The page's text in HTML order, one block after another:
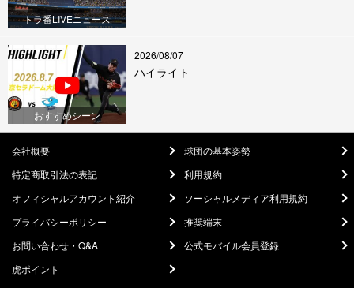
トラ番LIVEニュース
おすすめシーン
2026/08/07
ハイライト
会社概要
球団の基本姿勢
特定商取引法の表記
利用規約
オフィシャルアカウント紹介
ソーシャルメディア利用規約
プライバシーポリシー
推奨端末
お問い合わせ・Q&A
公式モバイル会員登録
虎ポイント